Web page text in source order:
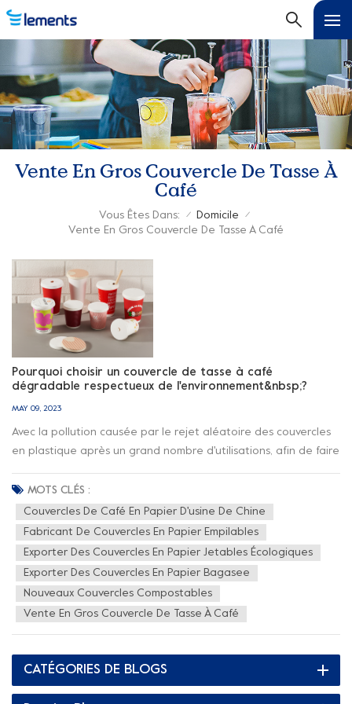
Vente En Gros Couvercle De Tasse À
Café
Vous Êtes Dans: / Domicile /
Vente En Gros Couvercle De Tasse À Café
Pourquoi choisir un couvercle de tasse à café
dégradable respectueux de l'environnement&nbsp;?
MAY 09, 2023
Avec la pollution causée par le rejet aléatoire des couvercles
en plastique après un grand nombre d'utilisations, afin de faire
pollution plastique, divers pays du monde ont progressivement
lancé des travaux d'interdiction du plastique. En raison de sa
nature non plastique, nos couvercles en papier jetables pour
la protection de l'environnement prennent en charge
l'utilisation de boissons froides et chaudes et présentent des
avantages incomparables en termes d'utilisation fonctionnelle
et de protection de l'environnement. Tout d'abord, le
matériau est un matériau de pâte à papier naturel,
de protection de l'environnement sans plastique ou un
revêtement dégradable en PLA. En termes de matériau, nous
avons évité le problème d'être incapable de recycler et non
MOTS CLÉS :
Couvercles De Café En Papier D'usine De Chine
Fabricant De Couvercles En Papier Empilables
Exporter Des Couvercles En Papier Jetables Écologiques
Exporter Des Couvercles En Papier Bagasee
Nouveaux Couvercles Compostables
Vente En Gros Couvercle De Tasse À Café
CATÉGORIES DE BLOGS